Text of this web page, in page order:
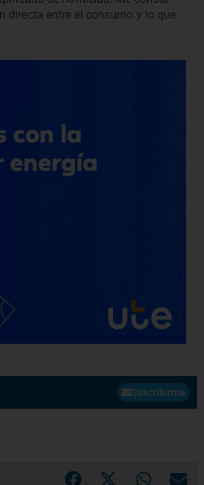
directa entre el consumo y lo que
Suscribirme